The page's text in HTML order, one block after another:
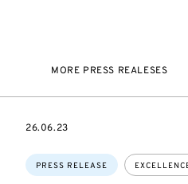
MORE PRESS REALESES
Topics:
PRESS RELEASE
DATE
26.06.23